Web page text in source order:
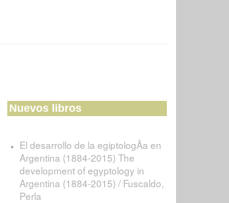
Nuevos libros
El desarrollo de la egiptologÃ­a en
Argentina (1884-2015) The
development of egyptology in
Argentina (1884-2015) / Fuscaldo,
Perla